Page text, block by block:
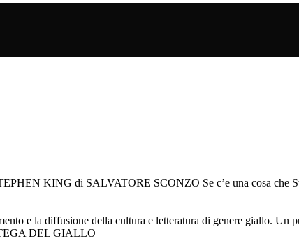
KING di SALVATORE SCONZO Se c’e una cosa che
e la diffusione della cultura e letteratura di genere giallo.
DEL GIALLO